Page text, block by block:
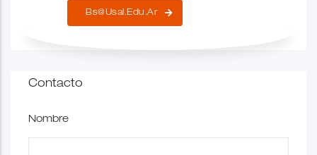
Bs@usal.edu.ar
Contacto
Nombre